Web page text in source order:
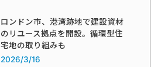
ロンドン市、港湾跡地で建設資材
のリユース拠点を開設。循環型住
宅地の取り組みも
2026/3/16